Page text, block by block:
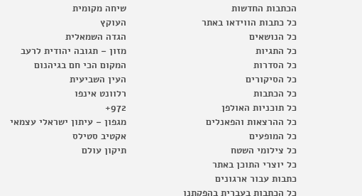
הכתבות החדשות
כל כתבות הווידאו באתר
כל הנושאים
כל התגיות
כל הסדרות
כל הסיקורים
כל הכתבות
כל תוכניות האולפן
כל ההרצאות והפאנלים
כל המופעים
כל צילומי השטח
כל יוצרי התוכן באתר
כתבות עבור ארגונים
כל הכתבות בעברית בהפקתנו
שיחה מקומית
העוקץ
הגדה השמאלית
מזון – תגובה יהודית לרעב
המקום הכי חם בגיהנום
העין השביעית
רלוונט אינפו
972+
מגפון – עיתון ישראלי עצמאי
אקטיב סטילס
תיקון עולם